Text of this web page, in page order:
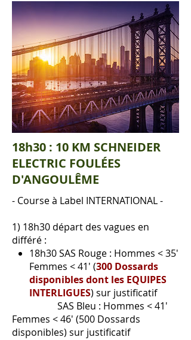
18h30 : 10 KM SCHNEIDER
ELECTRIC FOULÉES
D'ANGOULÊME
- Course à Label INTERNATIONAL -
1) 18h30 départ des vagues en
différé :
18h30 SAS Rouge : Hommes < 35'
Femmes < 41' (300 Dossards
disponibles dont les EQUIPES
INTERLIGUES) sur justificatif
SAS Bleu : Hommes < 41'
Femmes < 46' (500 Dossards
disponibles) sur justificatif